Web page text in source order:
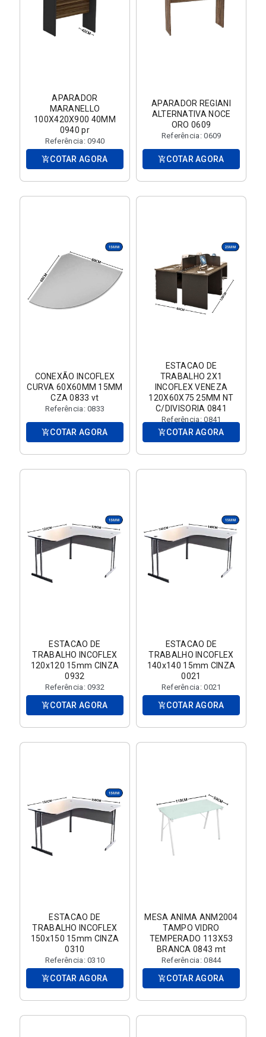
APARADOR
MARANELLO
100X420X900 40MM
0940 pr
Referência: 0940
add_shopping_cart COTAR AGORA
APARADOR REGIANI
ALTERNATIVA NOCE
ORO 0609
Referência: 0609
add_shopping_cart COTAR AGORA
CONEXÃO INCOFLEX
CURVA 60X60MM 15MM
CZA 0833 vt
Referência: 0833
add_shopping_cart COTAR AGORA
ESTACAO DE
TRABALHO 2X1
INCOFLEX VENEZA
120X60X75 25MM NT
C/DIVISORIA 0841
Referência: 0841
add_shopping_cart COTAR AGORA
ESTACAO DE
TRABALHO INCOFLEX
120x120 15mm CINZA
0932
Referência: 0932
add_shopping_cart COTAR AGORA
ESTACAO DE
TRABALHO INCOFLEX
140x140 15mm CINZA
0021
Referência: 0021
add_shopping_cart COTAR AGORA
ESTACAO DE
TRABALHO INCOFLEX
150x150 15mm CINZA
0310
Referência: 0310
add_shopping_cart COTAR AGORA
MESA ANIMA ANM2004
TAMPO VIDRO
TEMPERADO 113X53
BRANCA 0843 mt
Referência: 0844
add_shopping_cart COTAR AGORA